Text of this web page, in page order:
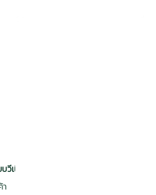
บวีเนียร์ 3 mm กันปลวก สีธรรมชาติ